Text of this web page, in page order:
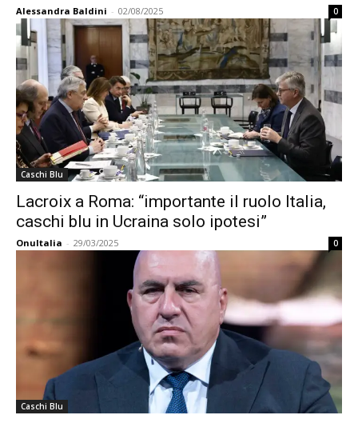
Alessandra Baldini - 02/08/2025 0
Caschi Blu
Lacroix a Roma: “importante il ruolo Italia,
caschi blu in Ucraina solo ipotesi”
OnuItalia - 29/03/2025 0
Caschi Blu